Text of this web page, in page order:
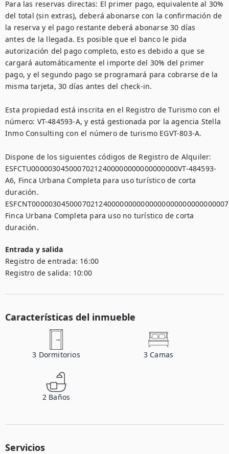
Para las reservas directas: El primer pago, equivalente al 30%
del total (sin extras), deberá abonarse con la confirmación de
la reserva y el pago restante deberá abonarse 30 días
antes de la llegada. Es posible que el banco le pida
autorización del pago completo, esto es debido a que se
cargará automáticamente el importe del 30% del primer
pago, y el segundo pago se programará para cobrarse de la
misma tarjeta, 30 días antes del check-in.
Esta propiedad está inscrita en el Registro de Turismo con el
número: VT-484593-A, y está gestionada por la agencia Stella
Inmo Consulting con el número de turismo EGVT-803-A.
Dispone de los siguientes códigos de Registro de Alquiler:
ESFCTU00000304500070212400000000000000000VT-484593-
A6, Finca Urbana Completa para uso turístico de corta
duración.
Finca Urbana Completa para uso no turístico de corta
duración.
Entrada y salida
Registro de entrada: 16:00
Registro de salida: 10:00
Características del inmueble
3 Dormitorios 3 Camas
2 Baños
Servicios